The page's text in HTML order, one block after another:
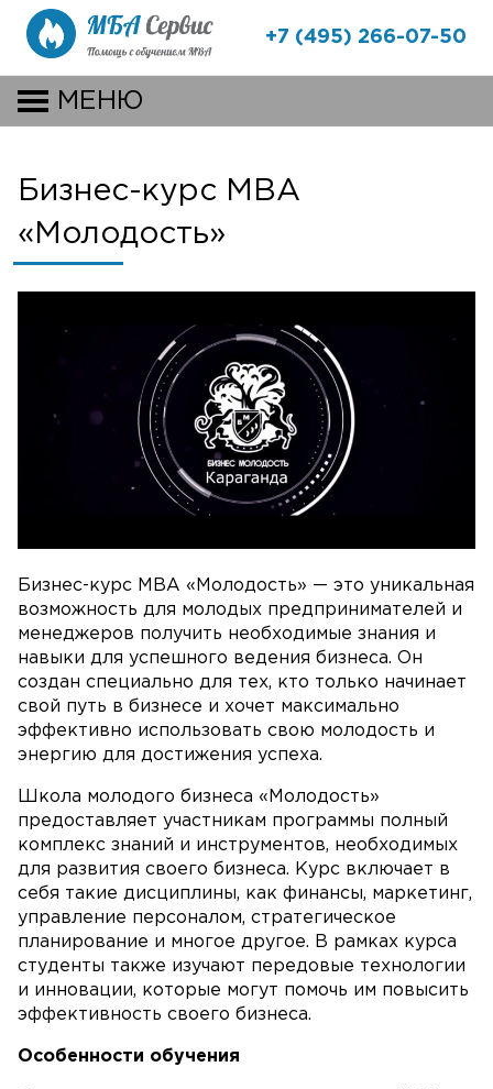
+7 (495) 266-07-50
МЕНЮ
Бизнес-курс MBA
«Молодость»
Бизнес-курс MBA «Молодость» — это уникальная
возможность для молодых предпринимателей и
менеджеров получить необходимые знания и
навыки для успешного ведения бизнеса. Он
создан специально для тех, кто только начинает
свой путь в бизнесе и хочет максимально
эффективно использовать свою молодость и
энергию для достижения успеха.
Школа молодого бизнеса «Молодость»
предоставляет участникам программы полный
комплекс знаний и инструментов, необходимых
для развития своего бизнеса. Курс включает в
себя такие дисциплины, как финансы, маркетинг,
управление персоналом, стратегическое
планирование и многое другое. В рамках курса
студенты также изучают передовые технологии
и инновации, которые могут помочь им повысить
эффективность своего бизнеса.
Особенности обучения